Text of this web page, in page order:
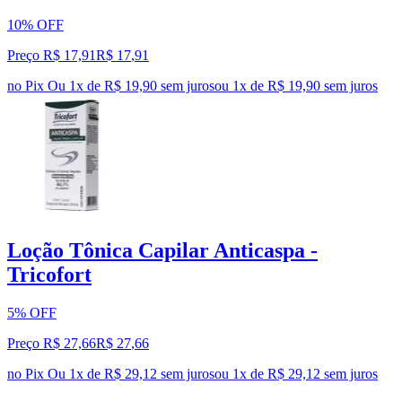
10% OFF
Preço R$ 17,91R$ 17,91
no Pix Ou 1x de R$ 19,90 sem jurosou 1x de R$ 19,90 sem juros
Loção Tônica Capilar Anticaspa -
Tricofort
5% OFF
Preço R$ 27,66R$ 27,66
no Pix Ou 1x de R$ 29,12 sem jurosou 1x de R$ 29,12 sem juros